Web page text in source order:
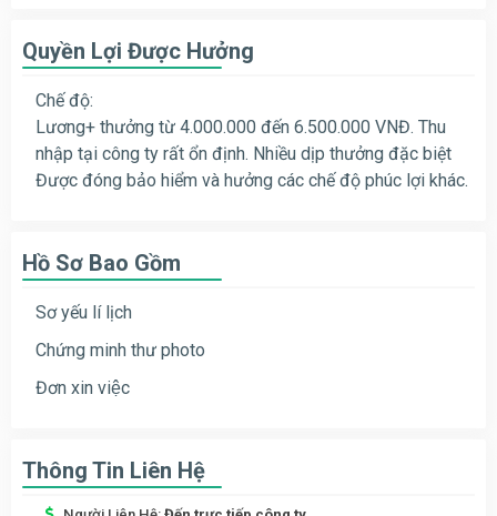
Quyền Lợi Được Hưởng
Chế độ:
Lương+ thưởng từ 4.000.000 đến 6.500.000 VNĐ. Thu
nhập tại công ty rất ổn định. Nhiều dịp thưởng đặc biệt
Được đóng bảo hiểm và hưởng các chế độ phúc lợi khác.
Hồ Sơ Bao Gồm
Sơ yếu lí lịch
Chứng minh thư photo
Đơn xin việc
Thông Tin Liên Hệ